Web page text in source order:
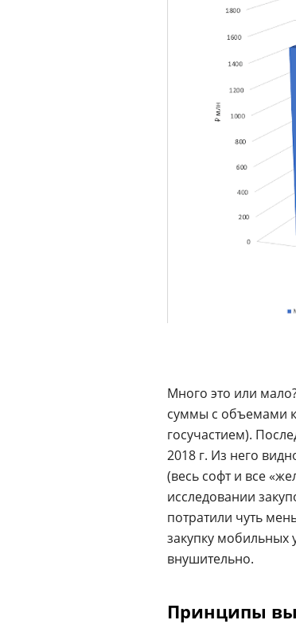
Много это или
суммы с объемами
госучастием).
2018 г. Из него
(весь софт и все
исследовании
потратили чуть
закупку мобильных
внушительно.
Принципы